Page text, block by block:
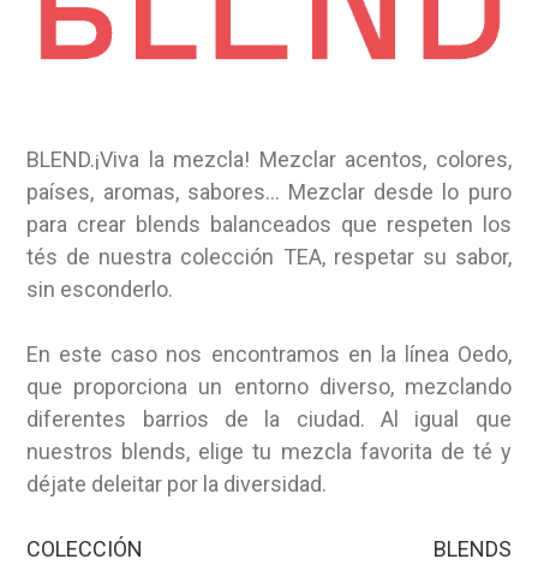
BLEND.¡Viva la mezcla! Mezclar acentos, colores,
países, aromas, sabores… Mezclar desde lo puro
para crear blends balanceados que respeten los
tés de nuestra colección TEA, respetar su sabor,
sin esconderlo.
En este caso nos encontramos en la línea Oedo,
que proporciona un entorno diverso, mezclando
diferentes barrios de la ciudad. Al igual que
nuestros blends, elige tu mezcla favorita de té y
déjate deleitar por la diversidad.
COLECCIÓN BLENDS